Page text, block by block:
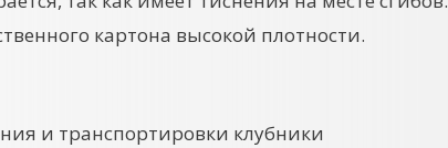
картона высокой плотности.
и транспортировки клубники